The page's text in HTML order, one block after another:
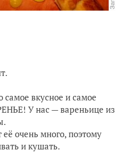
вкусное и самое
У нас — вареньице из
очень много, поэтому
и кушать.